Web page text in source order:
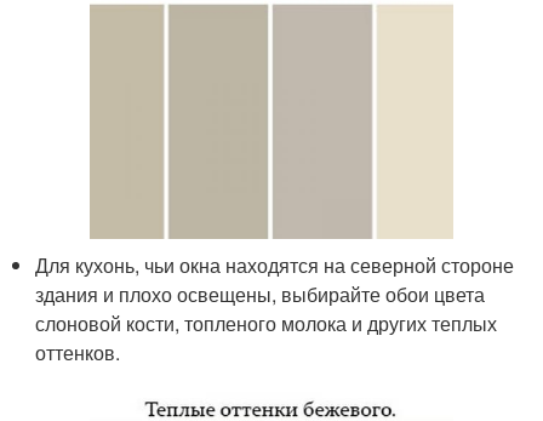
Для кухонь, чьи окна находятся на северной стороне
здания и плохо освещены, выбирайте обои цвета
слоновой кости, топленого молока и других теплых
оттенков.